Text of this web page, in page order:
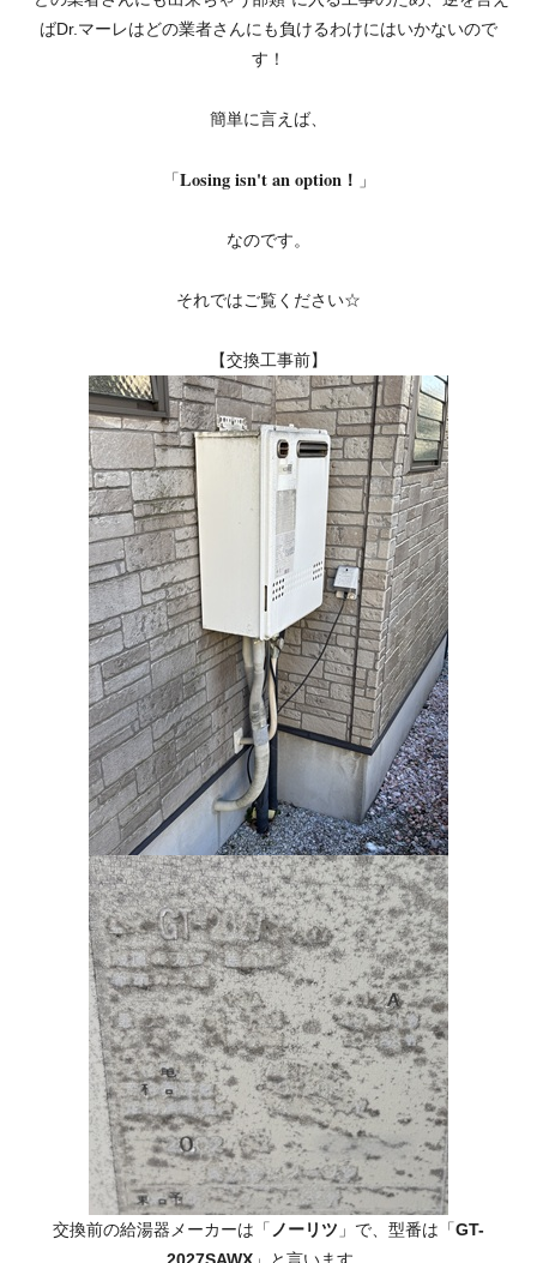
ばDr.マーレはどの業者さんにも負けるわけにはいかないので
す！
簡単に言えば、
「Losing isn't an option！ 」
なのです。
それではご覧ください☆
【交換工事前】
交換前の給湯器メーカーは「 ノーリツ 」で、型番は「GT-